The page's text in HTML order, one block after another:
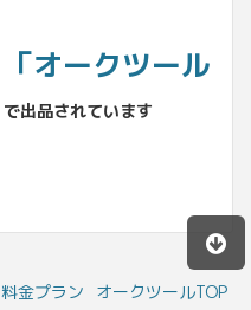
「オークツール
で出品されています
料金プラン オークツールTOP